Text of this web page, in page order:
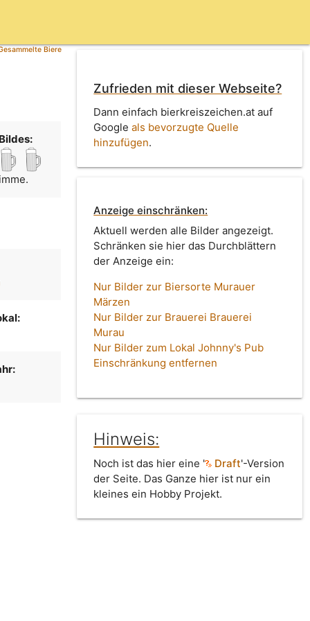
Biere
Zufrieden mit dieser Webseite?
Dann einfach bierkreiszeichen.at auf
Googleals bevorzugte Quelle
hinzufügen.
Anzeige einschränken:
Aktuell werden alle Bilder angezeigt.
Schränken sie hier das Durchblättern
der Anzeige ein:
Nur Bilder zur Biersorte Murauer
Märzen
Nur Bilder zur Brauerei Brauerei
Murau
Nur Bilder zum Lokal Johnny's Pub
Einschränkung entfernen
Hinweis:
Noch ist das hier eine ' Draft'-Version
der Seite. Das Ganze hier ist nur ein
kleines ein Hobby Projekt.